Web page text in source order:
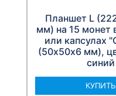
Планшет L
мм) на 15 монет
или капсулах
(50х50х6 мм),
синий
КУПИТЬ